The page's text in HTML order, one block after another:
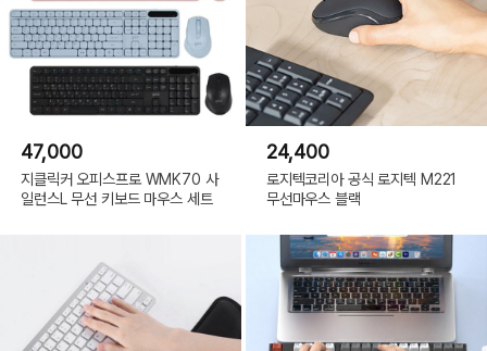
47,000
지클릭커 오피스프로 WMK70 사
일런스L 무선 키보드 마우스 세트
24,400
로지텍코리아 공식 로지텍 M221
무선마우스 블랙